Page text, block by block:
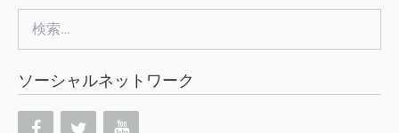
索:
ソーシャルネットワーク